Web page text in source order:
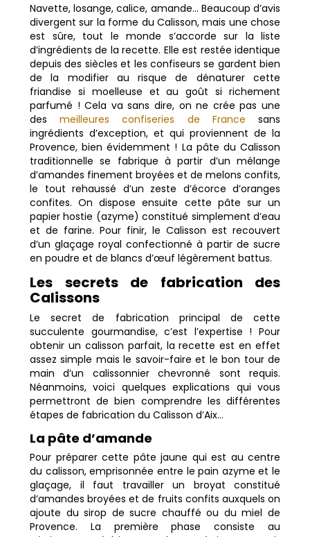
Navette, losange, calice, amande… Beaucoup d’avis
divergent sur la forme du Calisson, mais une chose
est sûre, tout le monde s’accorde sur la liste
d’ingrédients de la recette. Elle est restée identique
depuis des siècles et les confiseurs se gardent bien
de la modifier au risque de dénaturer cette
friandise si moelleuse et au goût si richement
parfumé ! Cela va sans dire, on ne crée pas une
desmeilleures confiseries de France sans
ingrédients d’exception, et qui proviennent de la
Provence, bien évidemment ! La pâte du Calisson
traditionnelle se fabrique à partir d’un mélange
d’amandes finement broyées et de melons confits,
le tout rehaussé d’un zeste d’écorce d’oranges
confites. On dispose ensuite cette pâte sur un
papier hostie (azyme) constitué simplement d’eau
et de farine. Pour finir, le Calisson est recouvert
d’un glaçage royal confectionné à partir de sucre
en poudre et de blancs d’œuf légèrement battus.
Les secrets de fabrication des
Calissons
Le secret de fabrication principal de cette
succulente gourmandise, c’est l’expertise ! Pour
obtenir un calisson parfait, la recette est en effet
assez simple mais le savoir-faire et le bon tour de
main d’un calissonnier chevronné sont requis.
Néanmoins, voici quelques explications qui vous
permettront de bien comprendre les différentes
étapes de fabrication du Calisson d’Aix…
La pâte d’amande
Pour préparer cette pâte jaune qui est au centre
du calisson, emprisonnée entre le pain azyme et le
glaçage, il faut travailler un broyat constitué
d’amandes broyées et de fruits confits auxquels on
ajoute du sirop de sucre chauffé ou du miel de
Provence. La première phase consiste au